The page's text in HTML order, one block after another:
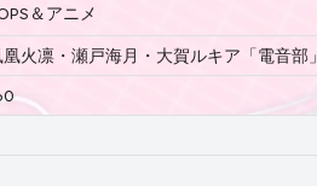
＆アニメ
凰火凛・瀬戸海月・大賀ルキア「電音部」